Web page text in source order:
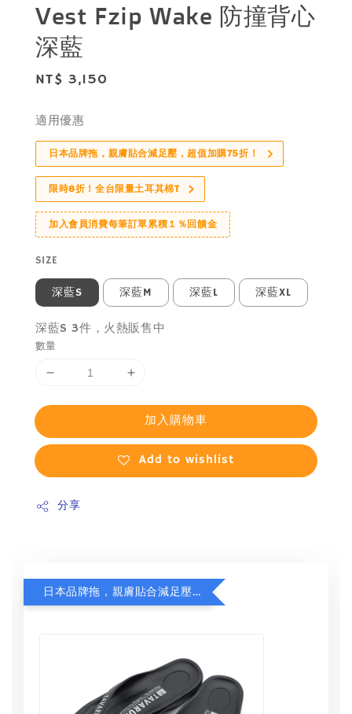
Vest Fzip Wake 防撞背心
深藍
Regular
NT$ 3,150
適用優惠
日本品牌拖，親膚貼合減足壓，超值加購75折！
限時8折！全台限量土耳其棉T
加入會員消費每筆訂單累積１％回饋金
SIZE
深藍S 深藍M 深藍L 深藍XL
深藍S 3件，火熱販售中
數量
加入購物車
Add to wishlist
分享
日本品牌拖，親膚貼合減足壓，超值加購75折！